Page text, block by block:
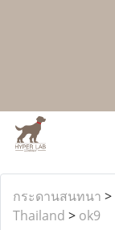
กระดานสนทนา >
Thailand > ok9